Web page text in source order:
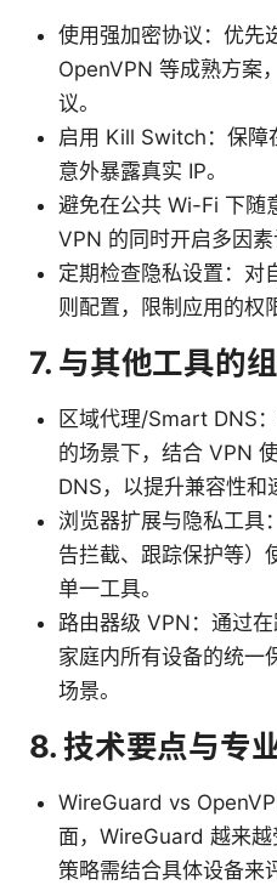
使用强加密协议：优先
OpenVPN 等成熟方案
议。
启用 Kill Switch：保障
意外暴露真实 IP。
避免在公共 Wi-Fi 下随
VPN 的同时开启多因素
定期检查隐私设置：对
则配置，限制应用的权
7. 与其他工具的
区域代理/Smart DNS
的场景下，结合 VPN
DNS，以提升兼容性和
浏览器扩展与隐私工具
告拦截、跟踪保护等）
单一工具。
路由器级 VPN：通过
家庭内所有设备的统一
场景。
8. 技术要点与专
WireGuard vs
面，WireGuard 越来
策略需结合具体设备来